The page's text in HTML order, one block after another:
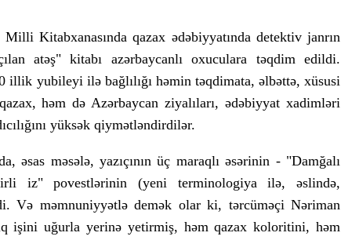
Kitabxanasında qazax ədəbiyyatında detektiv janrın
atəş" kitabı azərbaycanlı oxuculara təqdim edildi.
illik yubileyi ilə bağlılığı həmin təqdimata, əlbəttə, xüsusi
həm də Azərbaycan ziyalıları, ədəbiyyat xadimləri
yüksək qiymətləndirdilər.
əsas məsələ, yazıçının üç maraqlı əsərinin - "Damğalı
iz" povestlərinin (yeni terminologiya ilə, əslində,
Və məmnuniyyətlə demək olar ki, tərcüməçi Nəriman
işini uğurla yerinə yetirmiş, həm qazax koloritini, həm